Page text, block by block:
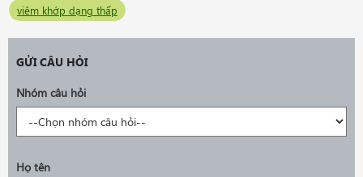
viêm khớp dạng thấp
GỬI CÂU HỎI
Nhóm câu hỏi
Họ tên